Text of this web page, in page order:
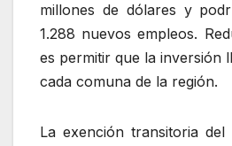
millones de dólares y
1.288 nuevos empleos.
es permitir que la inversión
cada comuna de la región.
La exención transitoria